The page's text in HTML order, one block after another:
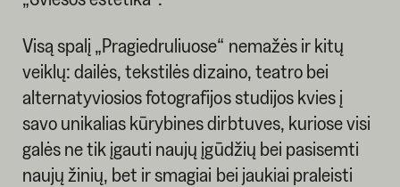
Visą spalį „Pragiedruliuose“ nemažės ir kitų
veiklų: dailės, tekstilės dizaino, teatro bei
alternatyviosios fotografijos studijos kvies į
savo unikalias kūrybines dirbtuves, kuriose visi
galės ne tik įgauti naujų įgūdžių bei pasisemti
naujų žinių, bet ir smagiai bei jaukiai praleisti